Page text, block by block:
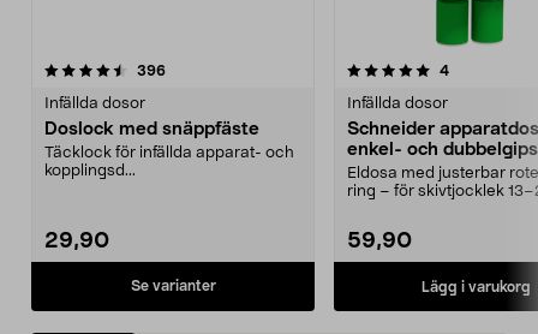
396recensioner
Infällda dosor
Doslock med snäppfäste
Täcklock för infällda apparat- och
kopplingsd...
29,90
Se varianter
5.0 av 5 stjärnor 4recensioner
Infällda dosor
Schneider
enkel- och
Eldosa med justerbar
ring – för skivtjocklek
59,90
Lägg i varukorg
4.5 av 5 stjärnor